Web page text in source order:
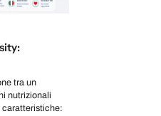
tra un
nutrizionali
caratteristiche: